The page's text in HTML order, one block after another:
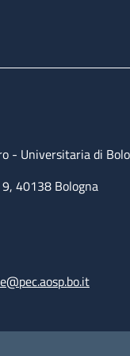
- Universitaria di
40138 Bologna